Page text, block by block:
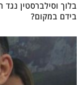
בלוך וסילברסטין
בידם במקום?